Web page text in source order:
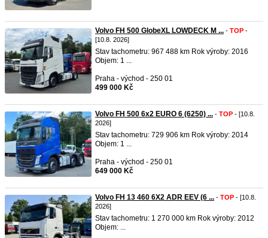
Volvo FH 500 GlobeXL LOWDECK M ... - TOP -
[10.8. 2026]
Stav tachometru: 967 488 km Rok výroby: 2016
Objem: 1 ...
Praha - východ - 250 01
499 000 Kč
Volvo FH 500 6x2 EURO 6 (6250) ... - TOP - [10.8.
2026]
Stav tachometru: 729 906 km Rok výroby: 2014
Objem: 1 ...
Praha - východ - 250 01
649 000 Kč
Volvo FH 13 460 6X2 ADR EEV (6 ... - TOP - [10.8.
2026]
Stav tachometru: 1 270 000 km Rok výroby: 2012
Objem: ...